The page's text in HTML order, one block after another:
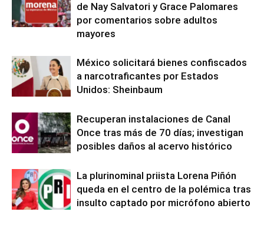
de Nay Salvatori y Grace Palomares
por comentarios sobre adultos
mayores
México solicitará bienes confiscados
a narcotraficantes por Estados
Unidos: Sheinbaum
Recuperan instalaciones de Canal
Once tras más de 70 días; investigan
posibles daños al acervo histórico
La plurinominal priista Lorena Piñón
queda en el centro de la polémica tras
insulto captado por micrófono abierto